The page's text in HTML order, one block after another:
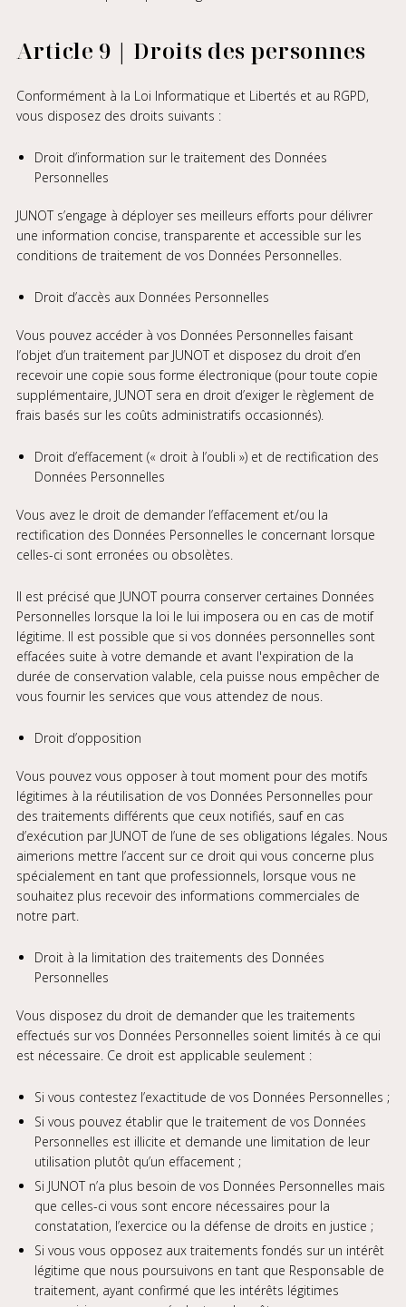
Article 9 | Droits des personnes
Conformément à la Loi Informatique et Libertés et au RGPD,
vous disposez des droits suivants :
Droit d’information sur le traitement des Données
Personnelles
JUNOT s’engage à déployer ses meilleurs efforts pour délivrer
une information concise, transparente et accessible sur les
conditions de traitement de vos Données Personnelles.
Droit d’accès aux Données Personnelles
Vous pouvez accéder à vos Données Personnelles faisant
l’objet d’un traitement par JUNOT et disposez du droit d’en
recevoir une copie sous forme électronique (pour toute copie
supplémentaire, JUNOT sera en droit d’exiger le règlement de
frais basés sur les coûts administratifs occasionnés).
Droit d’effacement (« droit à l’oubli ») et de rectification des
Données Personnelles
Vous avez le droit de demander l’effacement et/ou la
rectification des Données Personnelles le concernant lorsque
celles-ci sont erronées ou obsolètes.
Il est précisé que JUNOT pourra conserver certaines Données
Personnelles lorsque la loi le lui imposera ou en cas de motif
légitime. Il est possible que si vos données personnelles sont
effacées suite à votre demande et avant l'expiration de la
durée de conservation valable, cela puisse nous empêcher de
vous fournir les services que vous attendez de nous.
Droit d’opposition
Vous pouvez vous opposer à tout moment pour des motifs
légitimes à la réutilisation de vos Données Personnelles pour
des traitements différents que ceux notifiés, sauf en cas
d’exécution par JUNOT de l’une de ses obligations légales. Nous
aimerions mettre l’accent sur ce droit qui vous concerne plus
spécialement en tant que professionnels, lorsque vous ne
souhaitez plus recevoir des informations commerciales de
notre part.
Droit à la limitation des traitements des Données
Personnelles
Vous disposez du droit de demander que les traitements
effectués sur vos Données Personnelles soient limités à ce qui
est nécessaire. Ce droit est applicable seulement :
Si vous contestez l’exactitude de vos Données Personnelles ;
Si vous pouvez établir que le traitement de vos Données
Personnelles est illicite et demande une limitation de leur
utilisation plutôt qu’un effacement ;
Si JUNOT n’a plus besoin de vos Données Personnelles mais
que celles-ci vous sont encore nécessaires pour la
constatation, l’exercice ou la défense de droits en justice ;
Si vous vous opposez aux traitements fondés sur un intérêt
légitime que nous poursuivons en tant que Responsable de
traitement, ayant confirmé que les intérêts légitimes